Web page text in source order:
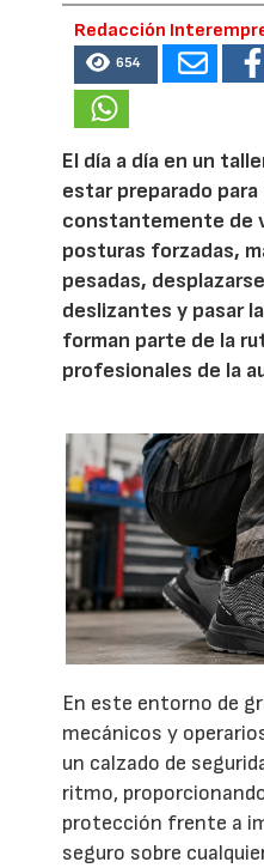
Redacción
654
El día a día en un
estar preparado
constantemente de
posturas forzadas,
pesadas,
deslizantes y pasar
forman parte de la
profesionales de la
En este entorno de
mecánicos y
un calzado de
ritmo,
protección frente a
seguro sobre